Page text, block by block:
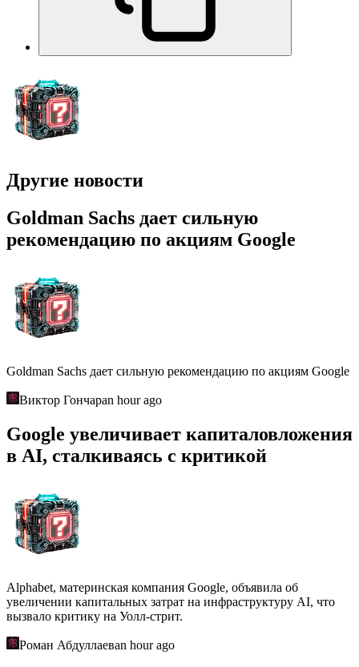
Другие новости
Goldman Sachs дает сильную
рекомендацию по акциям Google
Goldman Sachs дает сильную рекомендацию по акциям Google
Виктор Гончарan hour ago
Google увеличивает капиталовложения
в AI, сталкиваясь с критикой
Alphabet, материнская компания Google, объявила об
увеличении капитальных затрат на инфраструктуру AI, что
вызвало критику на Уолл-стрит.
Роман Абдуллаевan hour ago